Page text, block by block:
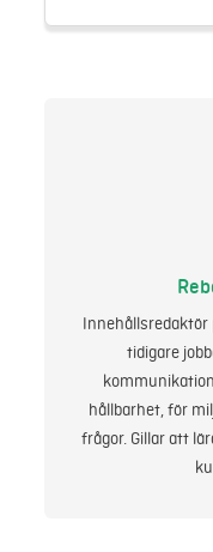
Innehållsredaktör
tidigare
hållbarhet, för
frågor. Gillar att